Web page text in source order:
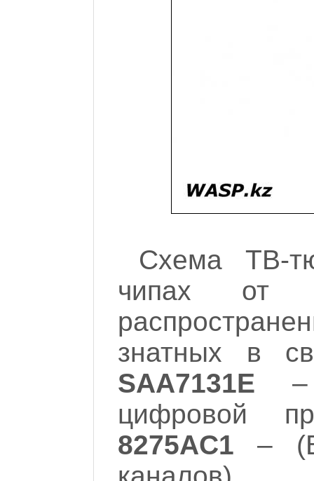
Схема ТВ-
чипах от
знатных в
SAA7131E –
цифровой
8275AC1 –